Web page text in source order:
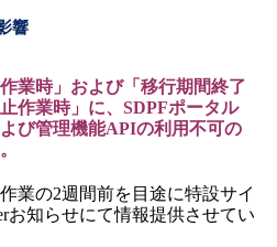
響
業時」および「移行期間終了
作業時」に、SDPFポータル
び管理機能APIの利用不可の
業の2週間前を目途に特設サイ
お知らせにて情報提供させてい